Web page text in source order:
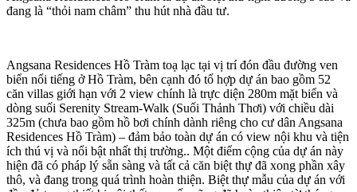
đang là “thỏi nam châm” thu hút nhà đầu tư.
Angsana Residences Hồ Tràm toạ lạc tại vị trí đón đầu đường ven
biển nổi tiếng ở Hồ Tràm, bên cạnh đó tổ hợp dự án bao gồm 52
căn villas giới hạn với 2 view chính là trực diện 280m mặt biển và
dòng suối Serenity Stream-Walk (Suối Thảnh Thơi) với chiều dài
325m (chưa bao gồm hồ bơi chính dành riêng cho cư dân Angsana
Residences Hồ Tràm) – đảm bảo toàn dự án có view nội khu và tiện
ích thú vị và nổi bật nhất thị trường.. Một điểm cộng của dự án này
hiện đã có pháp lý sẵn sàng và tất cả căn biệt thự đã xong phần xây
thô, và đang trong quá trình hoàn thiện. Biệt thự mẫu của dự án với